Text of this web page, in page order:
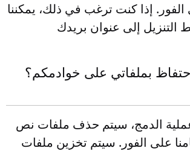
إذا كنت ترغب في ذلك، يمكننا
التنزيل إلى عنوان بريدك
بملفاتي على خوادمكم؟
الدمج، سيتم حذف ملفات نص
على الفور. سيتم تخزين ملفات